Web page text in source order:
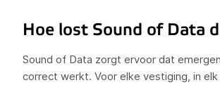
Hoe lost Sound of Data
Sound of Data zorgt ervoor dat
correct werkt. Voor elke vestiging, in elk